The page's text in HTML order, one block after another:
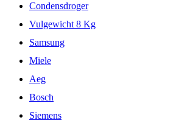
Condensdroger
Vulgewicht 8 Kg
Samsung
Miele
Aeg
Bosch
Siemens